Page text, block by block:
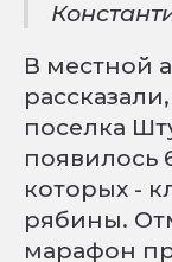
В местной
поселка
появилось
которых -
рябины.
марафон